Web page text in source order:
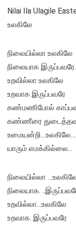
Nilai Ila Ulagile
உலகிலே
நிலையில்லா உலகிலே
நிலையாக
உறவில்லா உலகிலே
உறவாக இருப்பவரே
கண்மணிபோல்
கண்ணீரை
உமையன்றி…உலகிலே…
யாரும் எமக்கில்லை…
நிலையில்லா
நிலையாக.
உறவில்லா…உலகிலே
உறவாக. இருப்பவரே